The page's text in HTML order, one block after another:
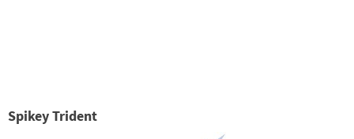
Spikey Trident